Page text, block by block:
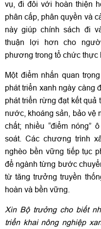
vụ, đi đôi với hoàn thiện
phân cấp, phân quyền và
này giúp chính sách đi
thuận lợi hơn cho
phương trong tổ chức thực
Một điểm nhấn quan
phát triển xanh ngày càng
phát triển rừng đạt kết quả
nước, khoáng sản, bảo vệ
chất; nhiều “điểm nóng”
soát. Các chương trình
nghèo bền vững tiếp tục
để ngành từng bước
từ tăng trưởng truyền
hoàn và bền vững.
Xin Bộ trưởng cho biết
triển khai nông nghiệp